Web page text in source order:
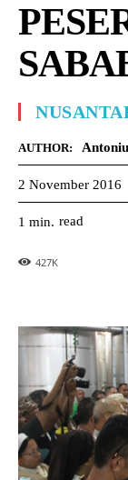
AUTHOR:
2 November 2016
1 min. read
427K